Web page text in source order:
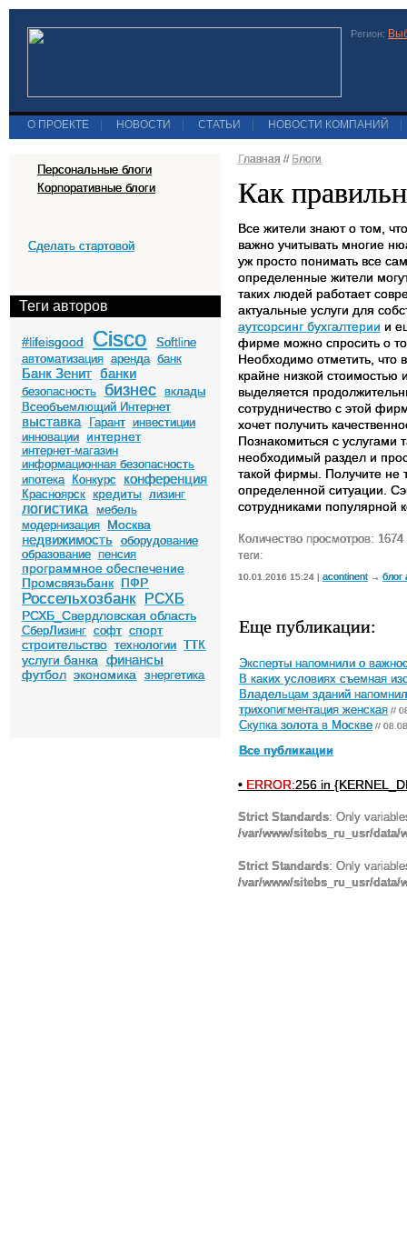
Регион:
О ПРОЕКТЕ НОВОСТИ СТАТЬИ НОВОСТИ КОМПАНИЙ
Персональные блоги
Корпоративные блоги
Сделать стартовой
Теги авторов
#lifeisgood Cisco
Softline
автоматизация аренда банк
Банк Зенит банки
безопасность бизнес
вклады
Всеобъемлющий Интернет
выставка Гарант инвестиции
инновации
интернет
интернет-магазин
информационная безопасность
ипотека
Конкурс конференция
Красноярск кредиты лизинг
логистика
мебель
модернизация
Москва
недвижимость оборудование
образование пенсия
программное обеспечение
Промсвязьбанк ПФР
Россельхозбанк РСХБ
РСХБ_Свердловская область
СберЛизинг софт спорт
строительство технологии ТТК
услуги банка финансы
футбол экономика энергетика
Главная // Блоги
Как
Все жители знают о том,
важно учитывать многие
уж просто понимать все
определенные жители
таких людей работает
актуальные услуги для
аутсорсинг бухгалтерии и
фирме можно спросить о
Необходимо отметить, что
крайне низкой
выделяется
сотрудничество с этой
хочет получить
Познакомиться с услугами
необходимый раздел и
такой фирмы. Получите не
определенной ситуации.
сотрудниками популярной
Количество просмотров: 1674
теги:
10.01.2016 15:24 | acontinent → блог
Еще публикации:
Эксперты напомнили о
В каких условиях съемная
Владельцам зданий
трихопигментация женская //
Скупка золота в Москве //
Все публикации
• ERROR:256 in
Strict Standards: Only
/var/www/sitebs_ru_usr/
Strict Standards: Only
/var/www/sitebs_ru_usr/